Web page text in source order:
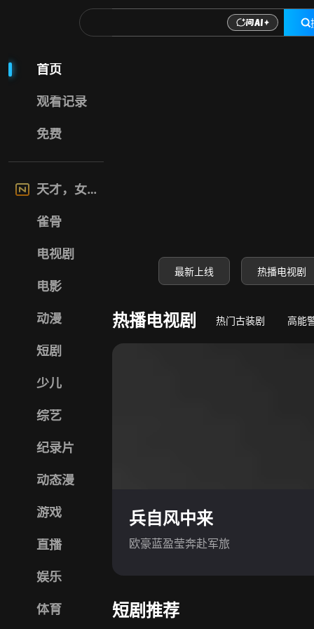
首页
观看记录
免费
天才，女友
雀骨
电视剧
电影
动漫
短剧
少儿
综艺
纪录片
动态漫
游戏
直播
娱乐
体育
最新上线 热播电视剧
热播电视剧 热门古装剧 高能
兵自风中来
欧豪蓝盈莹奔赴军旅
短剧推荐